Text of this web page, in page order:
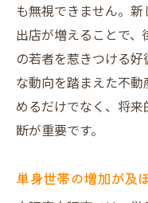
も無視できません。
出店が増えることで
の若者を惹きつける
な動向を踏まえた不
めるだけでなく、将
断が重要です。
単身世帯の増加が及